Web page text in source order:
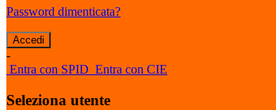
Password dimenticata?
-
Entra con SPID Entra con CIE
Seleziona utente